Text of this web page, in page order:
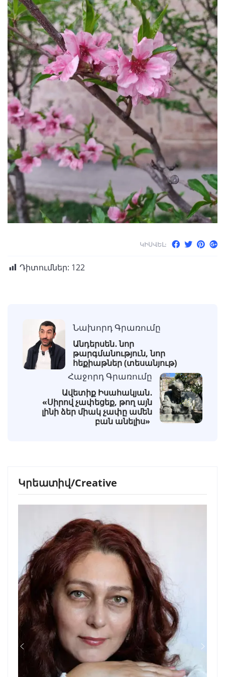
ԿԻՍՎԵԼ:
Դիտումներ: 122
Նախորդ Գրառումը
Անդերսեն․ նոր
թարգմանություն, նոր
հեքիաթներ (տեսանյութ)
Հաջորդ Գրառումը
Ավետիք Իսահակյան․
«Սիրով չափեցեք, թող այն
լինի ձեր միակ չափը ամեն
բան անելիս»
Կրեատիվ/Creative